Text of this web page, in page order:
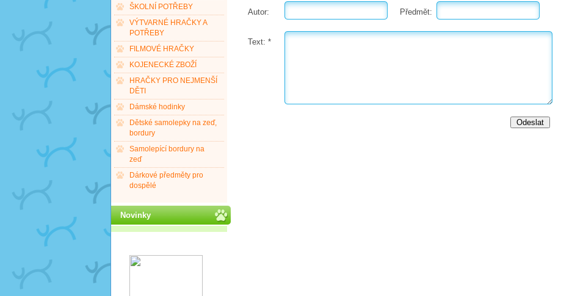
ŠKOLNÍ POTŘEBY
VÝTVARNÉ HRAČKY A
POTŘEBY
FILMOVÉ HRAČKY
KOJENECKÉ ZBOŽÍ
HRAČKY PRO NEJMENŠÍ
DĚTI
Dámské hodinky
Dětské samolepky na zeď,
bordury
Samolepící bordury na
zeď
Dárkové předměty pro
dospělé
Novinky
Autor: Předmět:
Text: *